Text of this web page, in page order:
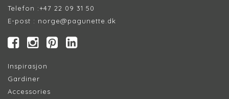
Telefon :+47 22 09 31 50
E-post : norge@pagunette.dk
Inspirasjon
Gardiner
Accessories